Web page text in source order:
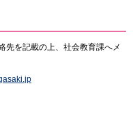
先を記載の上、社会教育課へメ